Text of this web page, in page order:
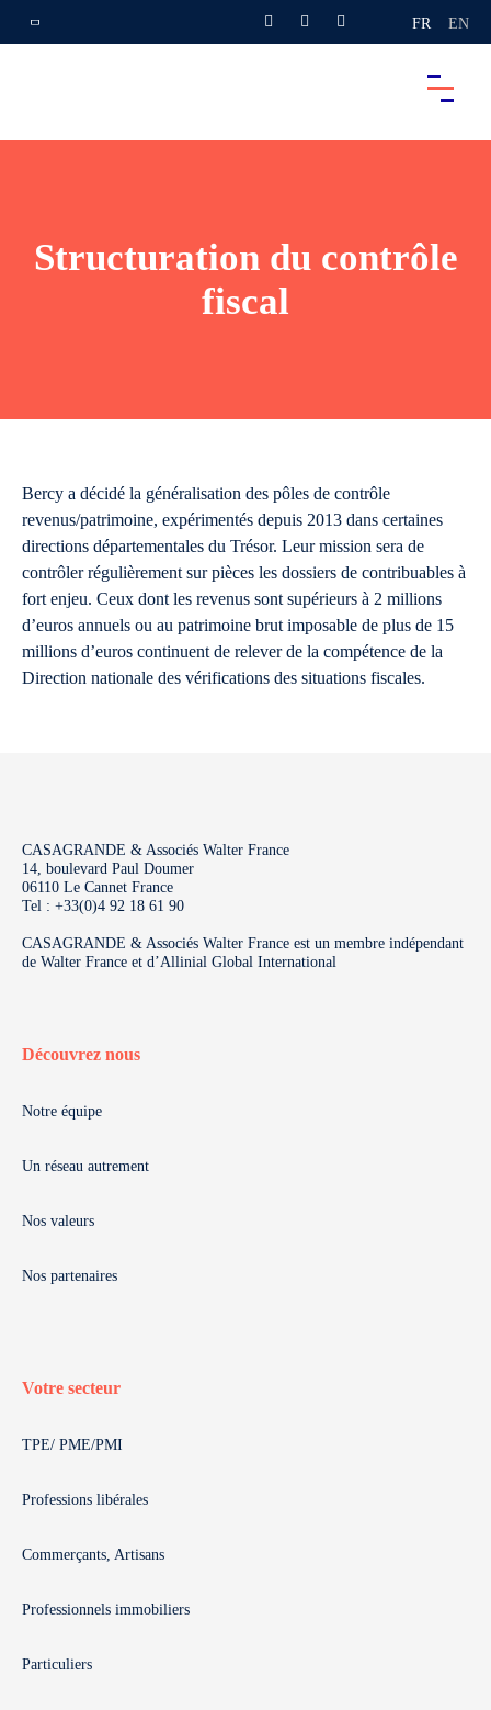
FR EN
Structuration du contrôle
fiscal
Bercy a décidé la généralisation des pôles de contrôle
revenus/patrimoine, expérimentés depuis 2013 dans certaines
directions départementales du Trésor. Leur mission sera de
contrôler régulièrement sur pièces les dossiers de contribuables à
fort enjeu. Ceux dont les revenus sont supérieurs à 2 millions
d’euros annuels ou au patrimoine brut imposable de plus de 15
millions d’euros continuent de relever de la compétence de la
Direction nationale des vérifications des situations fiscales.
CASAGRANDE & Associés Walter France
14, boulevard Paul Doumer
06110 Le Cannet France
Tel : +33(0)4 92 18 61 90
CASAGRANDE & Associés Walter France est un membre indépendant
de Walter France et d’Allinial Global International
Découvrez nous
Notre équipe
Un réseau autrement
Nos valeurs
Nos partenaires
Votre secteur
TPE/ PME/PMI
Professions libérales
Commerçants, Artisans
Professionnels immobiliers
Particuliers